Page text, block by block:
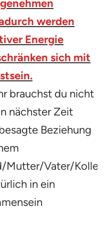
werden
Energie
sich mit
brauchst du nicht
nächster Zeit
Beziehung
Mutter/Vater/
in ein